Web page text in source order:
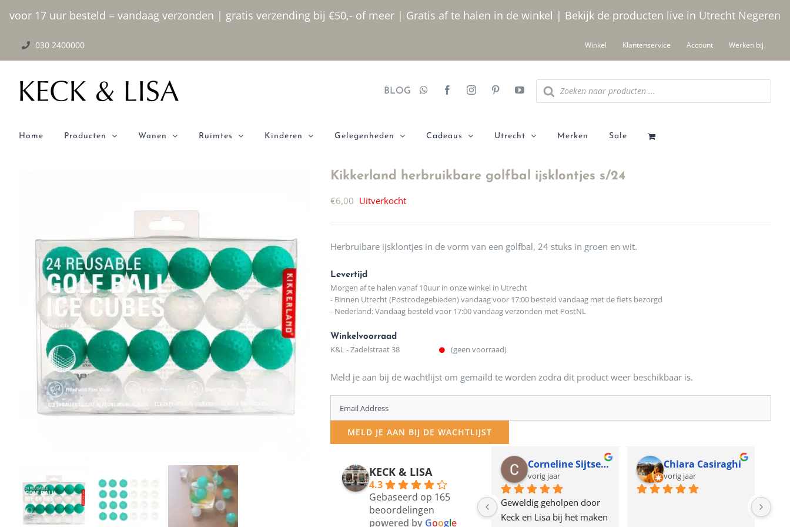
voor 17 uur besteld = vandaag verzonden | gratis verzending bij €50,- of meer | Gratis af te halen in de winkel | Bekijk de producten live in Utrecht Negeren
inhoud
030 2400000 Winkel Klantenservice Account Werken bij
BLOG
Producten
zoeken
Home Producten Wonen Ruimtes Kinderen Gelegenheden Cadeaus Utrecht Merken Sale
Kikkerland herbruikbare golfbal ijsklontjes s/24
€6,00 Uitverkocht
Herbruibare ijsklontjes in de vorm van een golfbal, 24 stuks in groen en wit.
Levertijd
Morgen af te halen vanaf 10uur in onze winkel in Utrecht
- Binnen Utrecht (Postcodegebieden) vandaag voor 17:00 besteld vandaag met de fiets bezorgd
- Nederland: Vandaag besteld voor 17:00 vandaag verzonden met PostNL
Winkelvoorraad
K&L - Zadelstraat 38 (geen voorraad)
Meld je aan bij de wachtlijst om gemaild te worden zodra dit product weer beschikbaar is.
Enter
your
email
MELD JE AAN BIJ DE WACHTLIJST
KECK & LISA
4.3
Gebaseerd op 165
beoordelingen
powered by Google
Ik was een dagje in Utrecht
en ik kwam deze leuke
12 maanden geleden
Waarom in hemelsnaam
de woonwinkel op de
Corneline Sijtsema
vorig jaar
Geweldig geholpen door
Keck en Lisa bij het maken
Chiara Casiraghi
vorig jaar